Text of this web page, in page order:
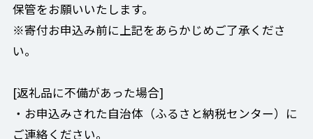
保管をお願いいたします。
※寄付お申込み前に上記をあらかじめご了承くださ
い。
[返礼品に不備があった場合]
・お申込みされた自治体（ふるさと納税センター）に
ご連絡ください。